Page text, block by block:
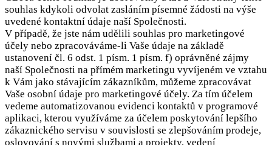
souhlas kdykoli odvolat zasláním písemné žádosti na výše
uvedené kontaktní údaje naší Společnosti.
V případě, že jste nám udělili souhlas pro marketingové
účely nebo zpracováváme-li Vaše údaje na základě
ustanovení čl. 6 odst. 1 písm. 1 písm. f) oprávněné zájmy
naší Společnosti na přímém marketingu vyvíjeném ve vztahu
k Vám jako stávajícím zákazníkům, můžeme zpracovávat
Vaše osobní údaje pro marketingové účely. Za tím účelem
vedeme automatizovanou evidenci kontaktů v programové
aplikaci, kterou využíváme za účelem poskytování lepšího
zákaznického servisu v souvislosti se zlepšováním prodeje,
oslovování s novými službami a projekty, vedení